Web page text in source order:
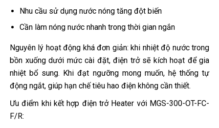
Nhu cầu sử dụng nước nóng tăng đột biến
Cần làm nóng nước nhanh trong thời gian ngắn
Nguyên lý hoạt động khá đơn giản: khi nhiệt độ nước trong
bồn xuống dưới mức cài đặt, điện trở sẽ kích hoạt để gia
nhiệt bổ sung. Khi đạt ngưỡng mong muốn, hệ thống tự
động ngắt, giúp hạn chế tiêu hao điện không cần thiết.
Ưu điểm khi kết hợp điện trở Heater với MGS-300-OT-FC-
F/R: